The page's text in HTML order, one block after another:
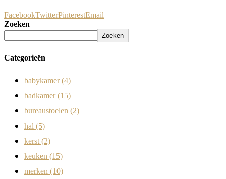
FacebookTwitterPinterestEmail
Zoeken
Zoeken
Categorieën
babykamer(4)
badkamer(15)
bureaustoelen (2)
hal (5)
kerst (2)
keuken (15)
merken (10)